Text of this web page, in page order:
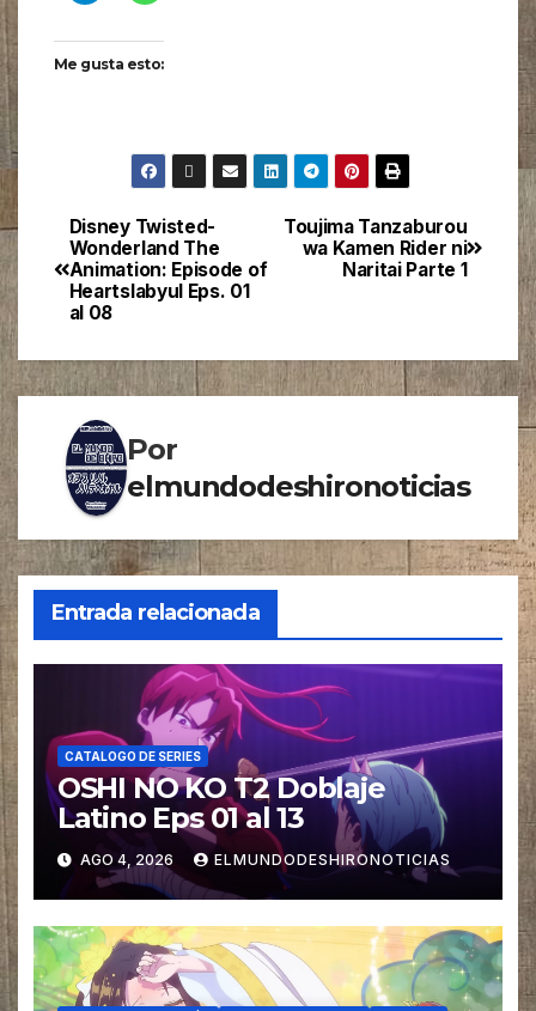
Me gusta esto:
Toujima Tanzaburou
wa Kamen Rider ni
Naritai Parte 1
Disney Twisted-
Wonderland The
Animation: Episode of
Heartslabyul Eps. 01
al 08
Por
elmundodeshironoticias
Entrada relacionada
CATALOGO DE SERIES
OSHI NO KO T2 Doblaje
Latino Eps 01 al 13
AGO 4, 2026 ELMUNDODESHIRONOTICIAS